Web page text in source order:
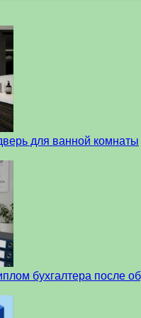
для ванной комнаты
бухгалтера после